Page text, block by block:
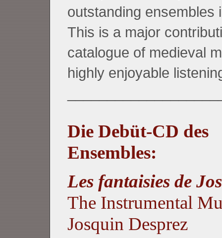
outstanding ensembles
This is a major
catalogue of medieval
highly enjoyable
Die Debüt-CD des
Ensembles:
Les fantaisies de
The Instrumental
Josquin Desprez